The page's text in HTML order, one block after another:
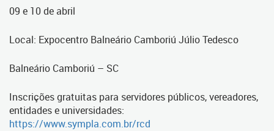
09 e 10 de abril
Local: Expocentro Balneário Camboriú Júlio Tedesco
Balneário Camboriú – SC
Inscrições gratuitas para servidores públicos, vereadores,
entidades e universidades:
https://www.sympla.com.br/rcd